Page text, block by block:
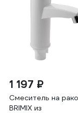
1 197 ₽
Смеситель на
BRIMIX из